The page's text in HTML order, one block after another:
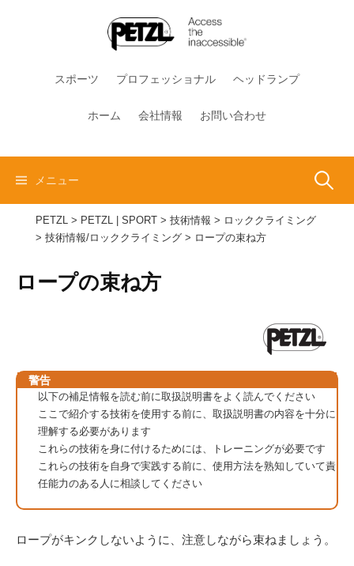
スポーツ プロフェッショナル ヘッドランプ
ホーム 会社情報 お問い合わせ
メニュー 検
索:
PETZL > PETZL | SPORT > 技術情報 > ロッククライミング
> 技術情報/ロッククライミング > ロープの束ね方
ロープの束ね方
警告
以下の補足情報を読む前に取扱説明書をよく読んでください
ここで紹介する技術を使用する前に、取扱説明書の内容を十分に
理解する必要があります
これらの技術を身に付けるためには、トレーニングが必要です
これらの技術を自身で実践する前に、使用方法を熟知していて責
任能力のある人に相談してください
ロープがキンクしないように、注意しながら束ねましょう。